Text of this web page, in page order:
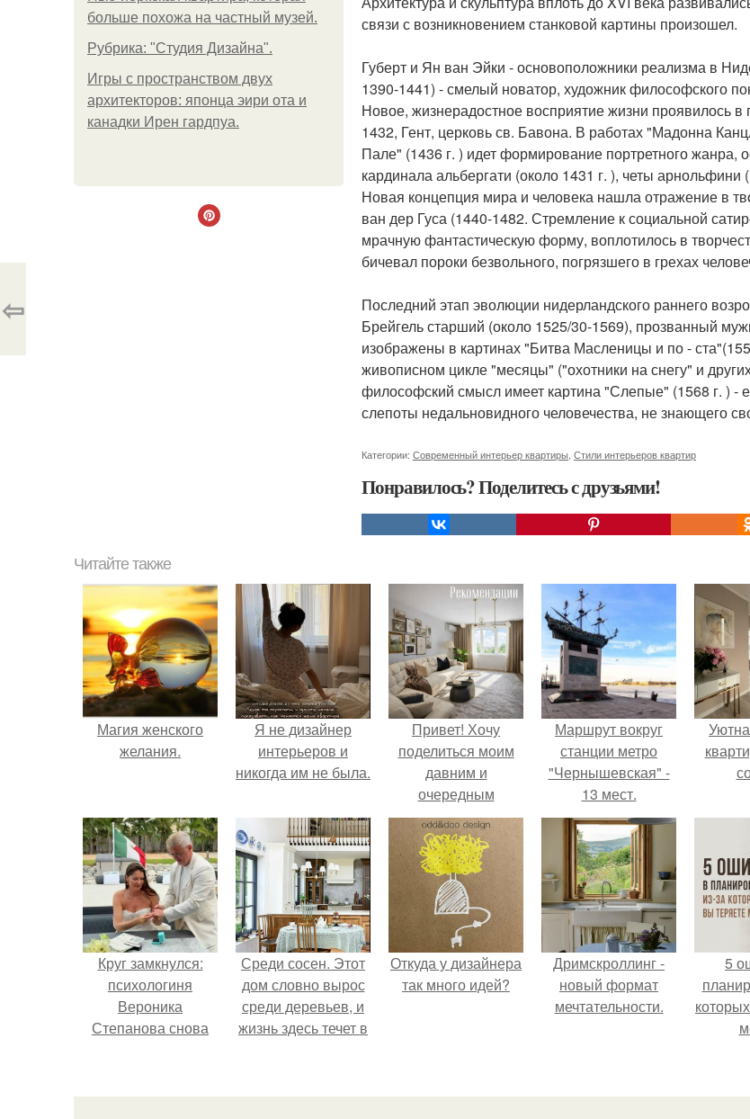
больше похожа на частный музей.
Рубрика: "Студия Дизайна".
Игры с пространством двух
архитекторов: японца эири ота и
канадки Ирен гардпуа.
связи с возникновением станковой картины произошел.
Губерт и Ян ван Эйки - основоположники реализма в
1390-1441) - смелый новатор, художник философского
Новое, жизнерадостное восприятие жизни проявилось
1432, Гент, церковь св. Бавона. В работах "Мадонна
Пале" (1436 г. ) идет формирование портретного жанра,
кардинала альбергати (около 1431 г. ), четы арнольфини
Новая концепция мира и человека нашла отражение в
ван дер Гуса (1440-1482. Стремление к социальной
мрачную фантастическую форму, воплотилось в
бичевал пороки безвольного, погрязшего в грехах
Последний этап эволюции нидерландского раннего
Брейгель старший (около 1525/30-1569), прозванный
изображены в картинах "Битва Масленицы и по -
живописном цикле "месяцы" ("охотники на снегу" и
философский смысл имеет картина "Слепые" (1568 г. ) -
слепоты недальновидного человечества, не знающего
Категории: Современный интерьер квартиры Стили интерьеров квартир
Понравилось? Поделитесь с друзьями!
⇦
Читайте также
Магия женского
желания.
Я не дизайнер
интерьеров и
никогда им не была.
Привет! Хочу
поделиться моим
давним и
очередным
неопубликованным
проектом.
Маршрут вокруг
станции метро
"Чернышевская" -
13 мест.
Круг замкнулся:
психологиня
Вероника
Степанова снова
бывшего мужа.
Среди сосен. Этот
дом словно вырос
среди деревьев, и
жизнь здесь течет в
спешки и лишнего
Откуда у дизайнера
так много идей?
Дримскроллинг -
новый формат
мечтательности.
5